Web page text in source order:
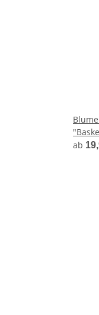
ab